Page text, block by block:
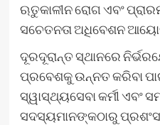
ଋତୁକାଳୀନ ରୋଗ ଏବଂ
ସଚେତନତା ଅଧିବେଶନ
ଦୂରଦୂରାନ୍ତ ସ୍ଥାନରେ
ପ୍ରବେଶକୁ ଉନ୍ନତ କରିବା
ସ୍ୱାସ୍ଥ୍ୟସେବା କର୍ମୀ ଏବଂ
ସଦସ୍ୟମାନଙ୍କଠାରୁ